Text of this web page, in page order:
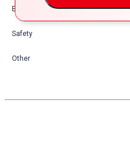
Exterior
Safety
Other